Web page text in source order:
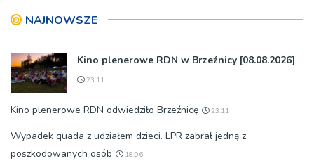
NAJNOWSZE
Kino plenerowe RDN w Brzeźnicy [08.08.2026]
23:11
Kino plenerowe RDN odwiedziło Brzeźnicę 23:11
Wypadek quada z udziałem dzieci. LPR zabrał jedną z
poszkodowanych osób
18:06